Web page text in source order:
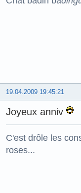
19.04.2009 19:45:21
Joyeux anniv
C'est drôle les
roses...